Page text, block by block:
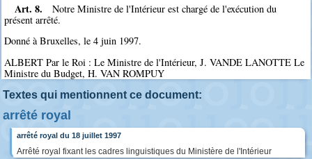
Art. 8.
Notre Ministre de l'Intérieur est chargé de l'exécution du
présent arrêté.
Donné à Bruxelles, le 4 juin 1997.
ALBERT Par le Roi : Le Ministre de l'Intérieur, J. VANDE LANOTTE Le
Ministre du Budget, H. VAN ROMPUY
Textes qui mentionnent ce document:
arrêté royal
arrêté royal du 18 juillet 1997
Arrêté royal fixant les cadres linguistiques du Ministère de l'Intérieur